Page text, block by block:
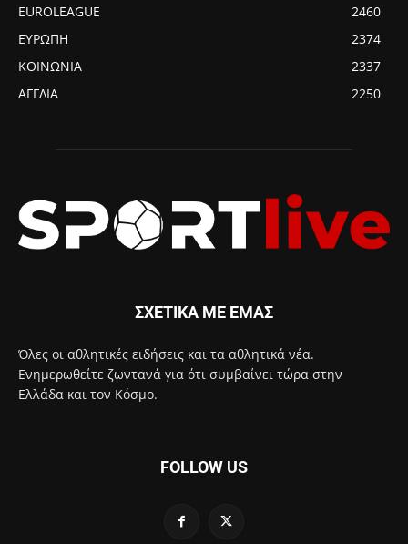
EUROLEAGUE
2460
ΕΥΡΩΠΗ
2374
ΚΟΙΝΩΝΙΑ
2337
ΑΓΓΛΙΑ
2250
ΣΧΕΤΙΚΑ ΜΕ ΕΜΑΣ
Όλες οι αθλητικές ειδήσεις και τα αθλητικά νέα.
Ενημερωθείτε ζωντανά για ότι συμβαίνει τώρα στην
Ελλάδα και τον Κόσμο.
FOLLOW US